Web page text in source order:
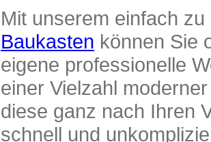
Mit unserem einfach
Baukasten können Sie
eigene professionelle
einer Vielzahl
diese ganz nach Ihren
schnell und